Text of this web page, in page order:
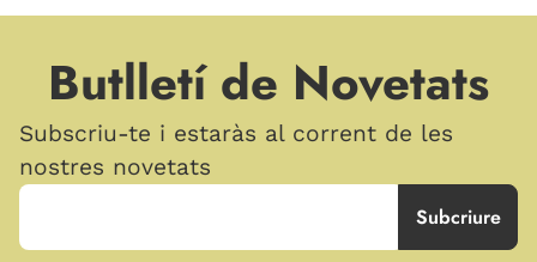
Butlletí de Novetats
Subscriu-te i estaràs al corrent de les
nostres novetats